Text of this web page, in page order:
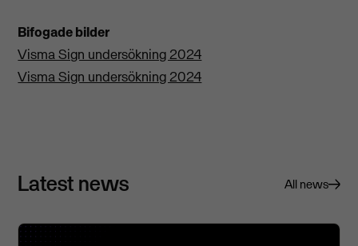
Bifogade bilder
Visma Sign undersökning 2024
Visma Sign undersökning 2024
Latest news All news